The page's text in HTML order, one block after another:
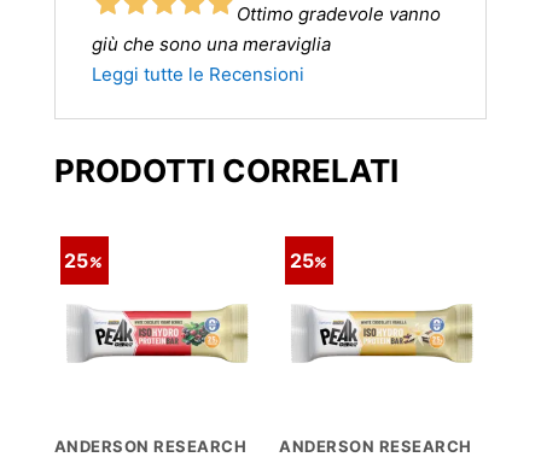
Ottimo gradevole vanno
giù che sono una meraviglia
Leggi tutte le Recensioni
PRODOTTI CORRELATI
25
ANDERSON RESEARCH
25
ANDERSON RESEARCH